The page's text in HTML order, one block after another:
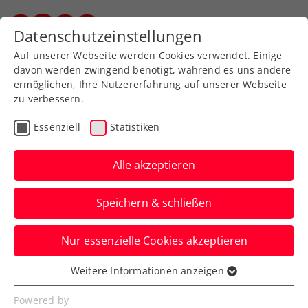
Zurück zur Newsübersicht
Turniere
Grande Finale
Stefanie Ramsauer und Daniel Hofbauer
holen sich bei der Jubiläums-Ausgabe des
STTV-Styrian-Grand-Slams den
Gesamtsieg!
Datenschutzeinstellungen
Auf unserer Webseite werden Cookies verwendet. Einige
davon werden zwingend benötigt, während es uns andere
ermöglichen, Ihre Nutzererfahrung auf unserer Webseite
zu verbessern.
Essenziell Statistiken
Alle akzeptieren
Speichern & schließen
Nur essenzielle Cookies akzeptieren
Essenziell
Essenzielle Cookies werden für grundlegende
Weitere Informationen anzeigen
Powered by